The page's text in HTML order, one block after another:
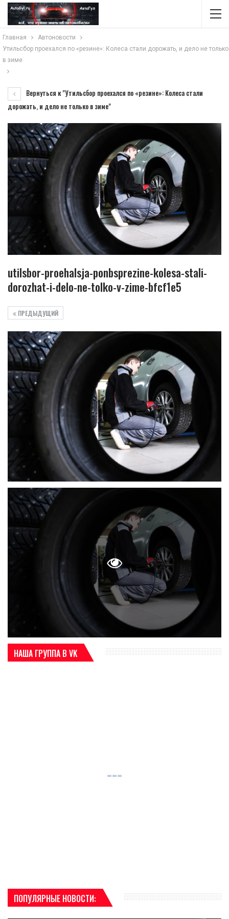
Главная
Автоновости
Утильсбор проехался по «резине»: Колеса стали дорожать, и дело не только
в зиме
Вернуться к "Утильсбор проехался по «резине»: Колеса стали
дорожать, и дело не только в зиме"
utilsbor-proehalsja-ponbsprezine-kolesa-stali-
dorozhat-i-delo-ne-tolko-v-zime-bfcf1e5
ПРЕДЫДУЩИЙ
НАША ГРУППА В VK
ПОПУЛЯРНЫЕ НОВОСТИ: